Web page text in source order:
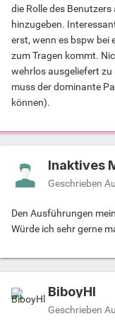
die Rolle des
hinzugeben.
erst, wenn es bspw bei
zum Tragen kommt.
wehrlos ausgeliefert zu
muss der dominante
können).
Inaktives
Geschrieben
Den Ausführungen
Würde ich sehr gerne
BiboyHl
Geschrieben